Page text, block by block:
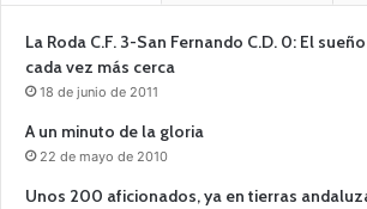
La Roda C.F. 3-San Fernando C.D. 0: El
cada vez más cerca
18 de junio de 2011
A un minuto de la gloria
22 de mayo de 2010
Unos 200 aficionados, ya en tierras